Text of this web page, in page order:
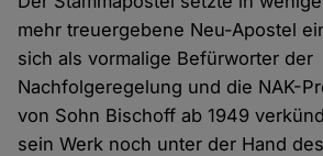
mehr treuergebene Neu-Apostel
sich als vormalige Befürworter der
Nachfolgeregelung und die NAK-
von Sohn Bischoff ab 1949
sein Werk noch unter der Hand